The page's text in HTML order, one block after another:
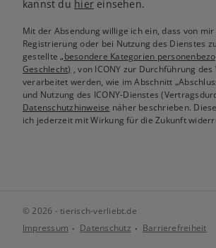
kannst du hiereinsehen.
Mit der Absendung willige ich ein, dass von
Registrierung oder bei Nutzung des Dienstes
gestellte„besondere Kategorien
Geschlecht) , von ICONY zur Durchführung
verarbeitet werden, wie im Abschnitt
und Nutzung des ICONY-Dienstes
Datenschutzhinweise näher beschrieben.
ich jederzeit mit Wirkung für die Zukunft
© 2026 - tierisch-verliebt.de
Impressum
Datenschutz Barrierefreiheit